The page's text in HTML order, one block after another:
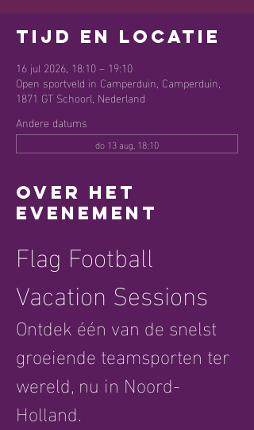
Tijd en locatie
16 jul 2026, 18:10 – 19:10
Open sportveld in Camperduin, Camperduin,
1871 GT Schoorl, Nederland
Andere datums
do 13 aug, 18:10
Over het
evenement
Flag Football
Vacation Sessions
Ontdek één van de snelst
groeiende teamsporten ter
wereld, nu in Noord-
Holland.